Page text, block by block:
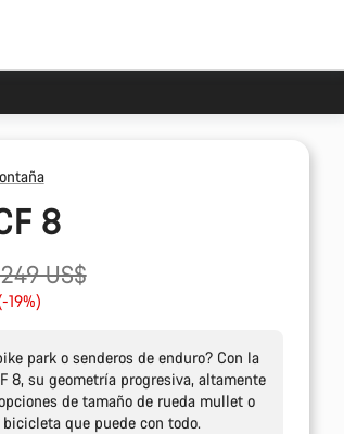
8
US$
19%)
park o senderos de enduro? Con la
8, su geometría progresiva, altamente
de tamaño de rueda mullet o
que puede con todo.